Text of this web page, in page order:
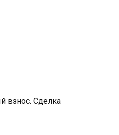
взнос. Сделка